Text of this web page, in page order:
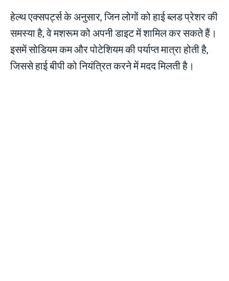
हेल्थ एक्सपर्ट्स के अनुसार, जिन लोगों को हाई ब्लड प्रेशर की
समस्या है, वे मशरूम को अपनी डाइट में शामिल कर सकते हैं।
इसमें सोडियम कम और पोटेशियम की पर्याप्त मात्रा होती है,
जिससे हाई बीपी को नियंत्रित करने में मदद मिलती है।